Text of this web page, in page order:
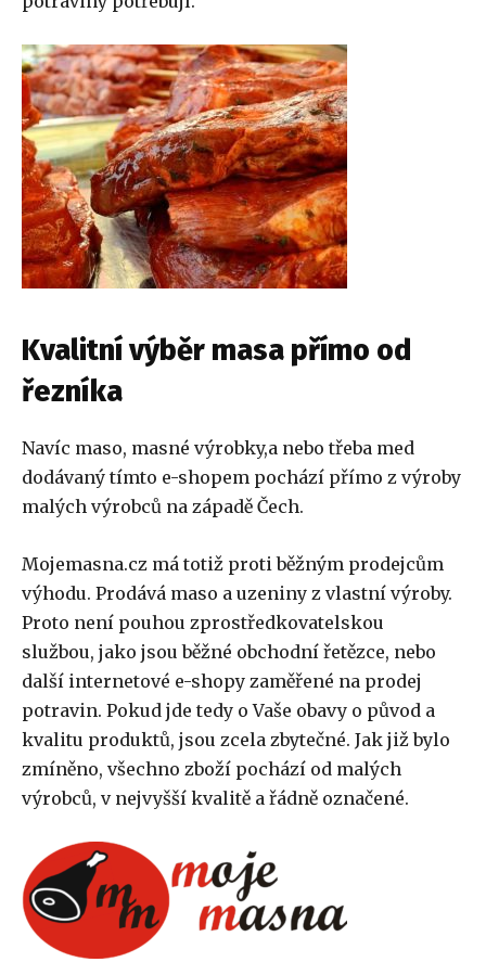
Kvalitní výběr masa přímo od
řezníka
Navíc maso, masné výrobky,a nebo třeba med
dodávaný tímto e-shopem pochází přímo z výroby
malých výrobců na západě Čech.
Mojemasna.cz má totiž proti běžným prodejcům
výhodu. Prodává maso a uzeniny z vlastní výroby.
Proto není pouhou zprostředkovatelskou
službou, jako jsou běžné obchodní řetězce, nebo
další internetové e-shopy zaměřené na prodej
potravin. Pokud jde tedy o Vaše obavy o původ a
kvalitu produktů, jsou zcela zbytečné. Jak již bylo
zmíněno, všechno zboží pochází od malých
výrobců, v nejvyšší kvalitě a řádně označené.